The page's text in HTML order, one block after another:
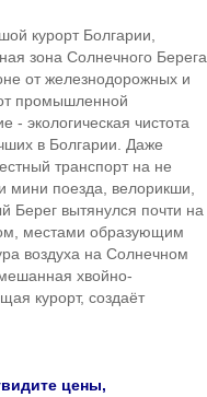
курорт Болгарии,
зона Солнечного Берега
от железнодорожных и
промышленной
- экологическая чистота
в Болгарии. Даже
транспорт на не
мини поезда, велорикши,
Берег вытянулся почти на
местами образующим
воздуха на Солнечном
хвойно-
курорт, создаёт
цены,